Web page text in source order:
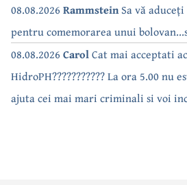
bea apa de la robinet.Asta as
08.08.2026 RammsteinSa vă
pentru comemorarea unui
08.08.2026 CarolCat mai acceptati
HidroPH??????????? La ora 5.00 nu
ajuta cei mai mari criminali si voi